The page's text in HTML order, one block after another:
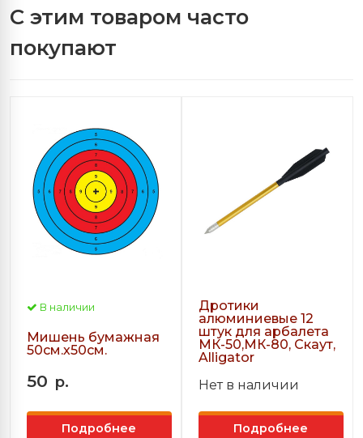
С этим товаром часто
покупают
В наличии
Мишень бумажная
50см.х50см.
50 р.
Подробнее
Дротики
алюминиевые 12
штук для арбалета
МК-50,МК-80, Скаут,
Alligator
Нет в наличии
Подробнее